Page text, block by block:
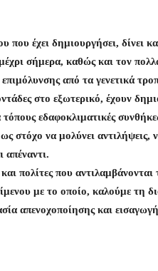
έχει δημιουργήσει, δίνει
σήμερα, καθώς και τον
από τα γενετικά
στο εξωτερικό, έχουν
εδαφοκλιματικές
στόχο να μολύνει αντιλήψεις,
απέναντι.
πολίτες που
με το οποίο, καλούμε τη
απενοχοποίησης και